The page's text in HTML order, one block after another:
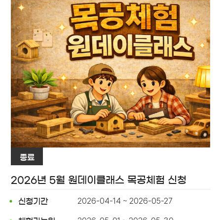
종료
2026년 5월 원데이클래스 목공체험 신청
신청기간 2026-04-14 ~ 2026-05-27